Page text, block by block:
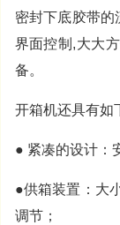
密封下底胶带
界面控制,大大
备。
开箱机还具有如
● 紧凑的设计：
●供箱装置：大
调节；